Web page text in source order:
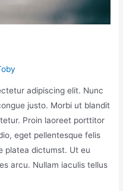
adipiscing elit. Nunc
justo. Morbi ut blandit
Proin laoreet porttitor
eget pellentesque felis
platea dictumst. Ut eu
arcu. Nullam iaculis tellus